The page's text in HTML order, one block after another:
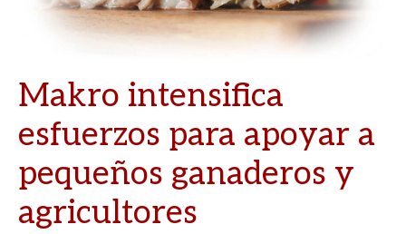
Makro intensifica
esfuerzos para apoyar a
pequeños ganaderos y
agricultores